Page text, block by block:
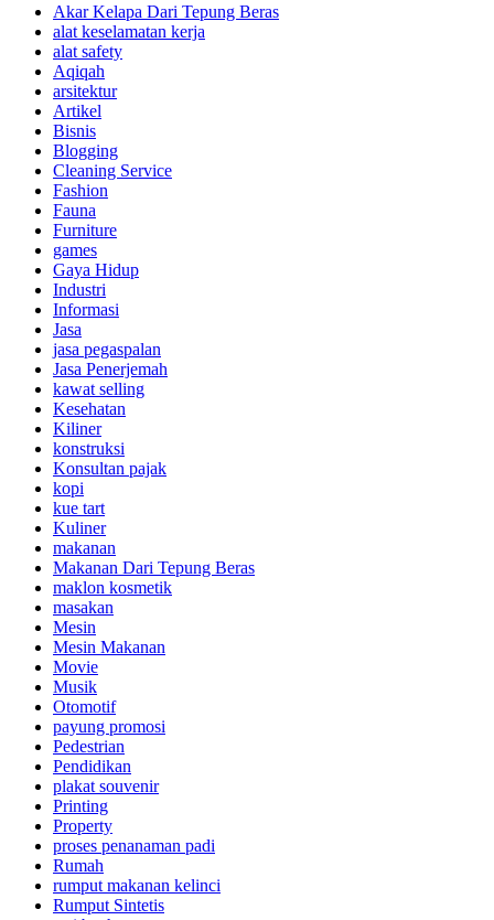
Akar Kelapa Dari Tepung Beras
alat keselamatan kerja
alat safety
Aqiqah
arsitektur
Artikel
Bisnis
Blogging
Cleaning Service
Fashion
Fauna
Furniture
games
Gaya Hidup
Industri
Informasi
Jasa
jasa pegaspalan
Jasa Penerjemah
kawat selling
Kesehatan
Kiliner
konstruksi
Konsultan pajak
kopi
kue tart
Kuliner
makanan
Makanan Dari Tepung Beras
maklon kosmetik
masakan
Mesin
Mesin Makanan
Movie
Musik
Otomotif
payung promosi
Pedestrian
Pendidikan
plakat souvenir
Printing
Property
proses penanaman padi
Rumah
rumput makanan kelinci
Rumput Sintetis